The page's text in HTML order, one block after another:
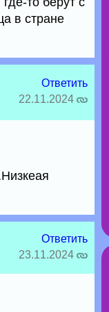
в стране
Ответить
22.11.2024
Ответить
23.11.2024